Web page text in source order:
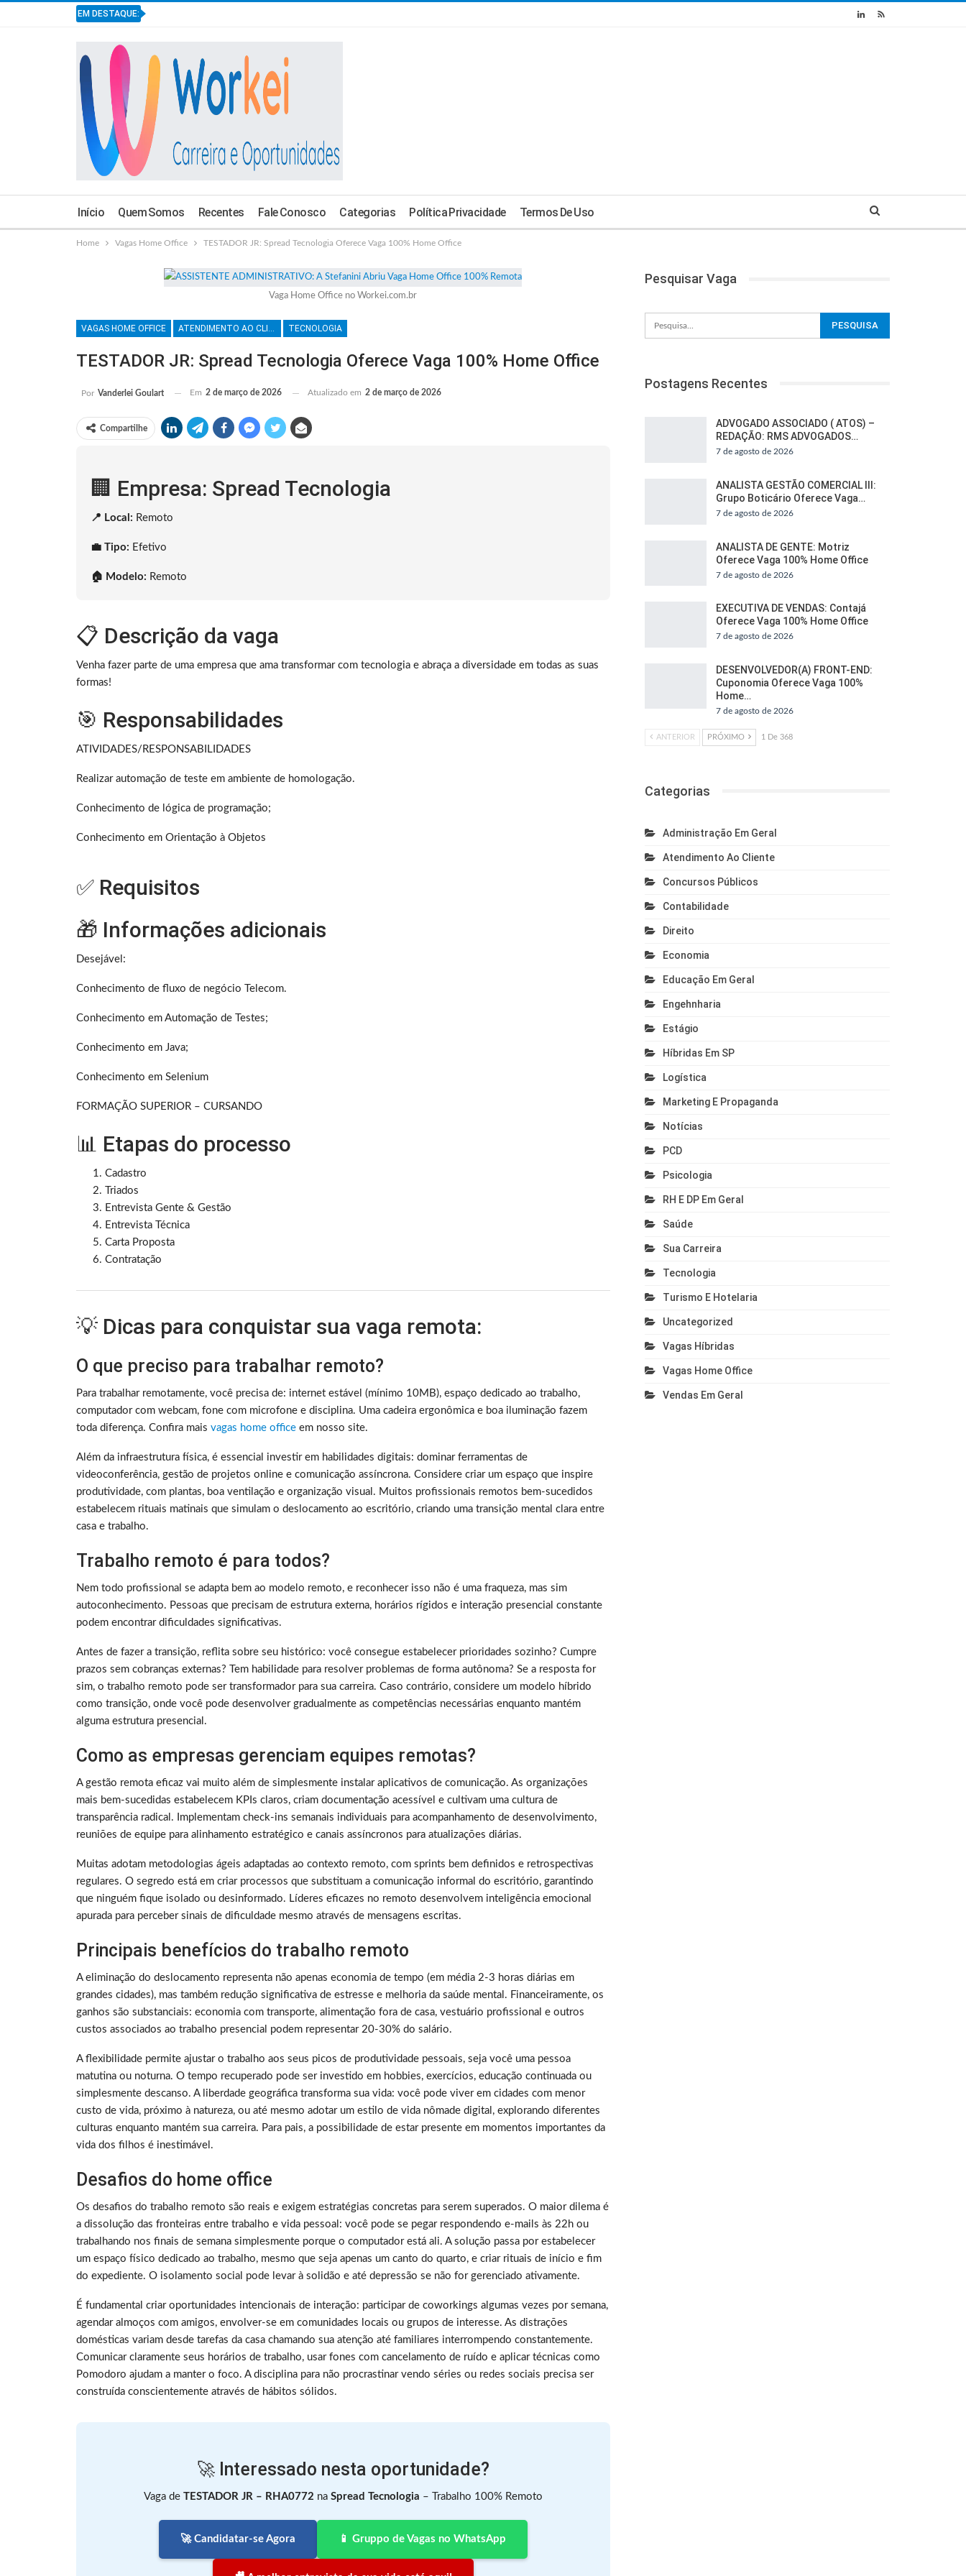
EM DESTAQUE:
Início Quem Somos Recentes Fale Conosco Categorias Política Privacidade Termos De Uso
Home Vagas Home Office TESTADOR JR: Spread Tecnologia Oferece Vaga 100% Home Office
Vaga Home Office no Workei.com.br
VAGAS HOME OFFICE ATENDIMENTO AO CLIENTE TECNOLOGIA
TESTADOR JR: Spread Tecnologia Oferece Vaga 100% Home Office
Por Vanderlei Goulart Em 2 de março de 2026 Atualizado em 2 de março de 2026
Compartilhe
🏢 Empresa: Spread Tecnologia
📍 Local: Remoto
💼 Tipo: Efetivo
🏠 Modelo: Remoto
📋 Descrição da vaga
Venha fazer parte de uma empresa que ama transformar com tecnologia e abraça a diversidade em todas as suas
formas!
🎯 Responsabilidades
ATIVIDADES/RESPONSABILIDADES
Realizar automação de teste em ambiente de homologação.
Conhecimento de lógica de programação;
Conhecimento em Orientação à Objetos
✅ Requisitos
🎁 Informações adicionais
Desejável:
Conhecimento de fluxo de negócio Telecom.
Conhecimento em Automação de Testes;
Conhecimento em Java;
Conhecimento em Selenium
FORMAÇÃO SUPERIOR – CURSANDO
📊 Etapas do processo
Cadastro
Triados
Entrevista Gente & Gestão
Entrevista Técnica
Carta Proposta
Contratação
💡 Dicas para conquistar sua vaga remota:
O que preciso para trabalhar remoto?
Para trabalhar remotamente, você precisa de: internet estável (mínimo 10MB), espaço dedicado ao trabalho,
computador com webcam, fone com microfone e disciplina. Uma cadeira ergonômica e boa iluminação fazem
toda diferença. Confira mais vagas home office em nosso site.
Além da infraestrutura física, é essencial investir em habilidades digitais: dominar ferramentas de
videoconferência, gestão de projetos online e comunicação assíncrona. Considere criar um espaço que inspire
produtividade, com plantas, boa ventilação e organização visual. Muitos profissionais remotos bem-sucedidos
estabelecem rituais matinais que simulam o deslocamento ao escritório, criando uma transição mental clara entre
casa e trabalho.
Trabalho remoto é para todos?
Nem todo profissional se adapta bem ao modelo remoto, e reconhecer isso não é uma fraqueza, mas sim
autoconhecimento. Pessoas que precisam de estrutura externa, horários rígidos e interação presencial constante
podem encontrar dificuldades significativas.
Antes de fazer a transição, reflita sobre seu histórico: você consegue estabelecer prioridades sozinho? Cumpre
prazos sem cobranças externas? Tem habilidade para resolver problemas de forma autônoma? Se a resposta for
sim, o trabalho remoto pode ser transformador para sua carreira. Caso contrário, considere um modelo híbrido
como transição, onde você pode desenvolver gradualmente as competências necessárias enquanto mantém
alguma estrutura presencial.
Como as empresas gerenciam equipes remotas?
A gestão remota eficaz vai muito além de simplesmente instalar aplicativos de comunicação. As organizações
mais bem-sucedidas estabelecem KPIs claros, criam documentação acessível e cultivam uma cultura de
transparência radical. Implementam check-ins semanais individuais para acompanhamento de desenvolvimento,
reuniões de equipe para alinhamento estratégico e canais assíncronos para atualizações diárias.
Muitas adotam metodologias ágeis adaptadas ao contexto remoto, com sprints bem definidos e retrospectivas
regulares. O segredo está em criar processos que substituam a comunicação informal do escritório, garantindo
que ninguém fique isolado ou desinformado. Líderes eficazes no remoto desenvolvem inteligência emocional
apurada para perceber sinais de dificuldade mesmo através de mensagens escritas.
Principais benefícios do trabalho remoto
A eliminação do deslocamento representa não apenas economia de tempo (em média 2-3 horas diárias em
grandes cidades), mas também redução significativa de estresse e melhoria da saúde mental. Financeiramente, os
ganhos são substanciais: economia com transporte, alimentação fora de casa, vestuário profissional e outros
custos associados ao trabalho presencial podem representar 20-30% do salário.
A flexibilidade permite ajustar o trabalho aos seus picos de produtividade pessoais, seja você uma pessoa
matutina ou noturna. O tempo recuperado pode ser investido em hobbies, exercícios, educação continuada ou
simplesmente descanso. A liberdade geográfica transforma sua vida: você pode viver em cidades com menor
custo de vida, próximo à natureza, ou até mesmo adotar um estilo de vida nômade digital, explorando diferentes
culturas enquanto mantém sua carreira. Para pais, a possibilidade de estar presente em momentos importantes da
vida dos filhos é inestimável.
Desafios do home office
Os desafios do trabalho remoto são reais e exigem estratégias concretas para serem superados. O maior dilema é
a dissolução das fronteiras entre trabalho e vida pessoal: você pode se pegar respondendo e-mails às 22h ou
trabalhando nos finais de semana simplesmente porque o computador está ali. A solução passa por estabelecer
um espaço físico dedicado ao trabalho, mesmo que seja apenas um canto do quarto, e criar rituais de início e fim
do expediente. O isolamento social pode levar à solidão e até depressão se não for gerenciado ativamente.
É fundamental criar oportunidades intencionais de interação: participar de coworkings algumas vezes por semana,
agendar almoços com amigos, envolver-se em comunidades locais ou grupos de interesse. As distrações
domésticas variam desde tarefas da casa chamando sua atenção até familiares interrompendo constantemente.
Comunicar claramente seus horários de trabalho, usar fones com cancelamento de ruído e aplicar técnicas como
Pomodoro ajudam a manter o foco. A disciplina para não procrastinar vendo séries ou redes sociais precisa ser
construída conscientemente através de hábitos sólidos.
🚀 Interessado nesta oportunidade?
Vaga de TESTADOR JR – RHA0772 na Spread Tecnologia – Trabalho 100% Remoto
🚀 Candidatar-se Agora 📱 Gruppo de Vagas no WhatsApp
Pesquisar Vaga
Postagens Recentes
ADVOGADO ASSOCIADO ( ATOS) –
REDAÇÃO: RMS ADVOGADOS…
7 de agosto de 2026
ANALISTA GESTÃO COMERCIAL III:
Grupo Boticário Oferece Vaga…
7 de agosto de 2026
ANALISTA DE GENTE: Motriz
Oferece Vaga 100% Home Office
7 de agosto de 2026
EXECUTIVA DE VENDAS: Contajá
Oferece Vaga 100% Home Office
7 de agosto de 2026
DESENVOLVEDOR(A) FRONT-END:
Cuponomia Oferece Vaga 100%
Home…
7 de agosto de 2026
ANTERIOR PRÓXIMO 1 De 368
Categorias
Administração Em Geral
Atendimento Ao Cliente
Concursos Públicos
Contabilidade
Direito
Economia
Educação Em Geral
Engehnharia
Estágio
Híbridas Em SP
Logística
Marketing E Propaganda
Notícias
PCD
Psicologia
RH E DP Em Geral
Saúde
Sua Carreira
Tecnologia
Turismo E Hotelaria
Uncategorized
Vagas Híbridas
Vagas Home Office
Vendas Em Geral